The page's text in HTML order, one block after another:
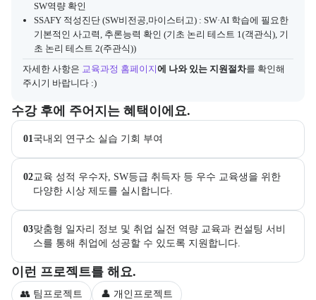
SW역량 확인
SSAFY 적성진단 (SW비전공,마이스터고) : SW·AI 학습에 필요한
기본적인 사고력, 추론능력 확인 (기초 논리 테스트 1(객관식), 기
초 논리 테스트 2(주관식))
자세한 사항은 교육과정 홈페이지에 나와 있는 지원절차를 확인해
주시기 바랍니다 :)
수강 후에 주어지는 혜택이에요.
교육과정 수강 시 제공되는 혜택 목록을 안내한다.
01국내외 연구소 실습 기회 부여
02교육 성적 우수자, SW등급 취득자 등 우수 교육생을 위한
다양한 시상 제도를 실시합니다.
03맞춤형 일자리 정보 및 취업 실전 역량 교육과 컨설팅 서비
스를 통해 취업에 성공할 수 있도록 지원합니다.
이런 프로젝트를 해요.
부트캠프 과정에서 진행하는 프로젝트 유형을 안내한다.
👥 팀프로젝트 👤 개인프로젝트